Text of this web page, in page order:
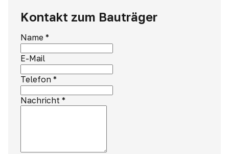
Kontakt zum Bauträger
Name *
E-Mail
Telefon *
Nachricht *